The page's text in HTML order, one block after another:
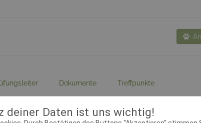
deiner Daten ist uns wichtig!
Dokumente Treffpunkte
01.09.2018 00:00:00 Meldeschluss: